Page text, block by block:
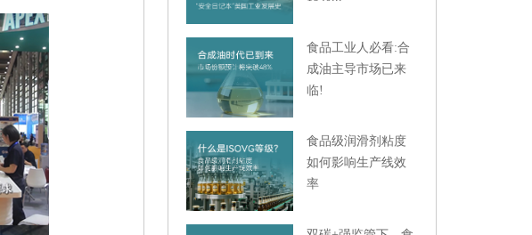
食品工业人必看:合
成油主导市场已来
临!
食品级润滑剂粘度
如何影响生产线效
率